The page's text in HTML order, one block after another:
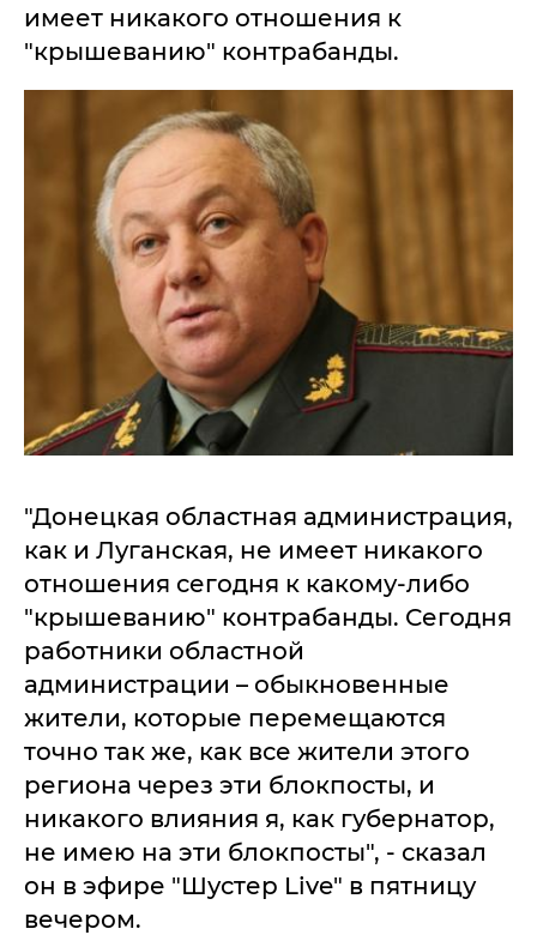
имеет никакого отношения к
"крышеванию" контрабанды.
"Донецкая областная администрация,
как и Луганская, не имеет никакого
отношения сегодня к какому-либо
"крышеванию" контрабанды. Сегодня
работники областной
администрации – обыкновенные
жители, которые перемещаются
точно так же, как все жители этого
региона через эти блокпосты, и
никакого влияния я, как губернатор,
не имею на эти блокпосты", - сказал
он в эфире "Шустер Live" в пятницу
вечером.